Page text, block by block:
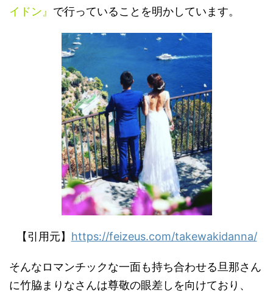
イドン』 で行っていることを明かしています。
【引用元】 https://feizeus.com/takewakidanna/
そんなロマンチックな一面も持ち合わせる旦那さん
に竹脇まりなさんは尊敬の眼差しを向けており、